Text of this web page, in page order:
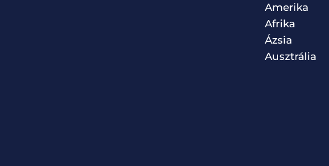
Amerika
Afrika
Ázsia
Ausztrália